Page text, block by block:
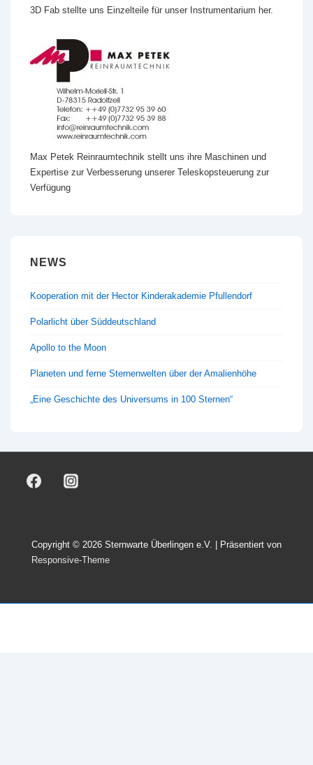
3D Fab stellte uns Einzelteile für unser Instrumentarium her.
Max Petek Reinraumtechnik stellt uns ihre Maschinen und
Expertise zur Verbesserung unserer Teleskopsteuerung zur
Verfügung
NEWS
Kooperation mit der Hector Kinderakademie Pfullendorf
Polarlicht über Süddeutschland
Apollo to the Moon
Planeten und ferne Sternenwelten über der Amalienhöhe
„Eine Geschichte des Universums in 100 Sternen“
Copyright © 2026 Sternwarte Überlingen e.V.
| Präsentiert von
Responsive-Theme